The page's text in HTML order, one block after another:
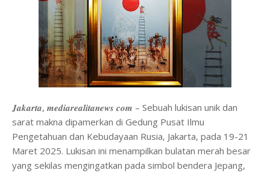
𝑱𝒂𝒌𝒂𝒓𝒕𝒂, 𝒎𝒆𝒅𝒊𝒂𝒓𝒆𝒂𝒍𝒊𝒕𝒂𝒏𝒆𝒘𝒔 𝒄𝒐𝒎 – Sebuah lukisan unik dan
sarat makna dipamerkan di Gedung Pusat Ilmu
Pengetahuan dan Kebudayaan Rusia, Jakarta, pada 19-21
Maret 2025. Lukisan ini menampilkan bulatan merah besar
yang sekilas mengingatkan pada simbol bendera Jepang,